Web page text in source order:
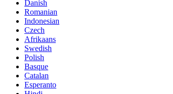
Danish
Romanian
Indonesian
Czech
Afrikaans
Swedish
Polish
Basque
Catalan
Esperanto